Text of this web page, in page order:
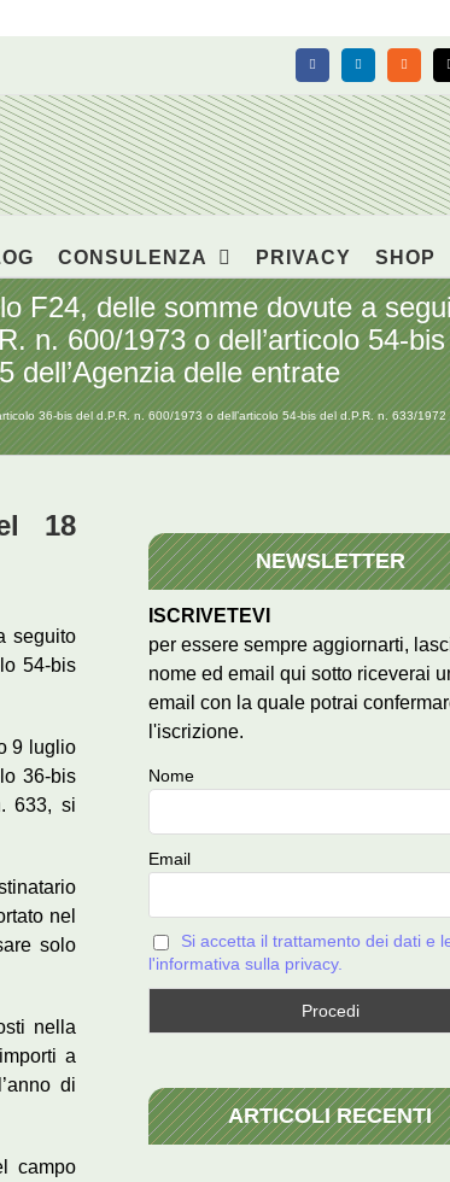
FacebookLinkedIn Rss
CONSULENZA PRIVACY SHOP
F24, delle somme dovute a
n. 600/1973 o dell’articolo 54-
dell’Agenzia delle entrate
36-bis del d.P.R. n. 600/1973 o dell’articolo 54-bis del d.P.R. n. 633/1972
18
seguito
54-bis
9 luglio
36-bis
633, si
nel
solo
nella
a
di
campo
NEWSLETTER
ISCRIVETEVI
per essere sempre aggiornarti,
nome ed email qui sotto riceverai
email con la quale potrai
l'iscrizione.
Nome
Email
Si accetta il trattamento dei dati e
l'informativa sulla privacy.
ARTICOLI RECENTI